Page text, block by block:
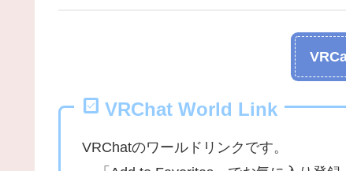
VRChat World Link
VRChatのワールドリンクです。